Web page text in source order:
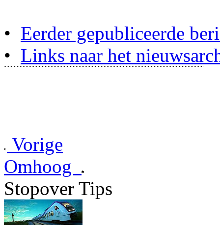
• Eerder gepubliceerde
• Links naar het
Vorige
Omhoog
Stopover Tips